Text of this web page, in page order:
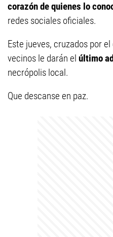
corazón de quienes lo
redes sociales oficiales.
Este jueves, cruzados por
vecinos le darán el último
necrópolis local.
Que descanse en paz.